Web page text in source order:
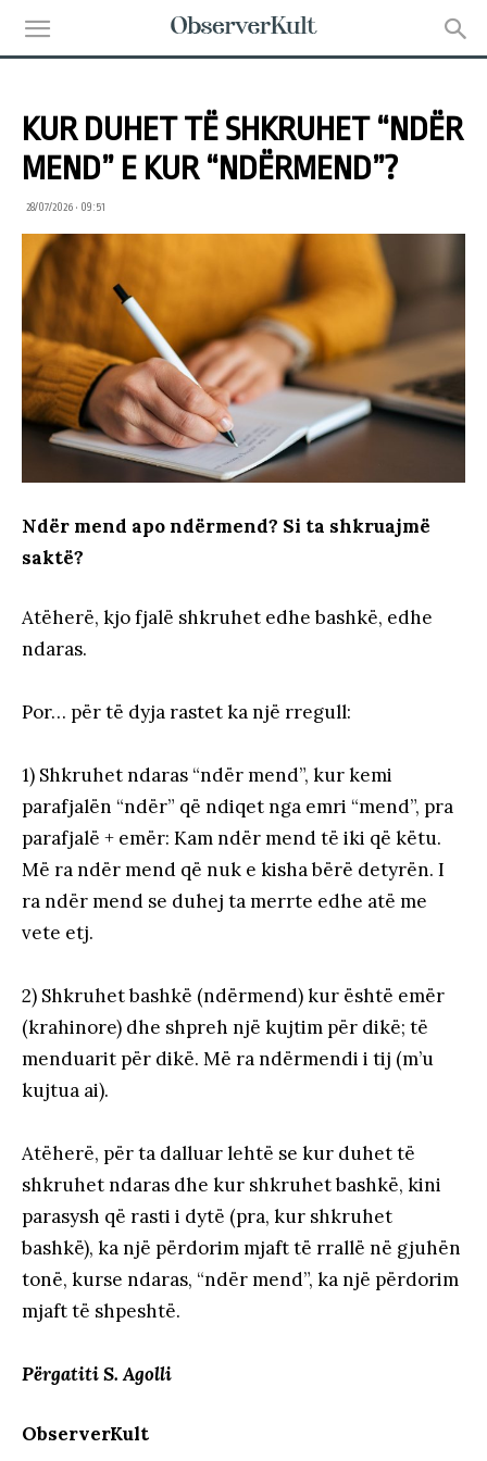
KUR DUHET TË SHKRUHET “NDËR
MEND” E KUR “NDËRMEND”?
28/07/2026 • 09:51
Ndër mend apo ndërmend? Si ta shkruajmë
saktë?
Atëherë, kjo fjalë shkruhet edhe bashkë, edhe
ndaras.
Por… për të dyja rastet ka një rregull:
1) Shkruhet ndaras “ndër mend”, kur kemi
parafjalën “ndër” që ndiqet nga emri “mend”, pra
parafjalë + emër: Kam ndër mend të iki që këtu.
Më ra ndër mend që nuk e kisha bërë detyrën. I
ra ndër mend se duhej ta merrte edhe atë me
vete etj.
2) Shkruhet bashkë (ndërmend) kur është emër
(krahinore) dhe shpreh një kujtim për dikë; të
menduarit për dikë. Më ra ndërmendi i tij (m’u
kujtua ai).
Atëherë, për ta dalluar lehtë se kur duhet të
shkruhet ndaras dhe kur shkruhet bashkë, kini
parasysh që rasti i dytë (pra, kur shkruhet
bashkë), ka një përdorim mjaft të rrallë në gjuhën
tonë, kurse ndaras, “ndër mend”, ka një përdorim
mjaft të shpeshtë.
Përgatiti S. Agolli
ObserverKult